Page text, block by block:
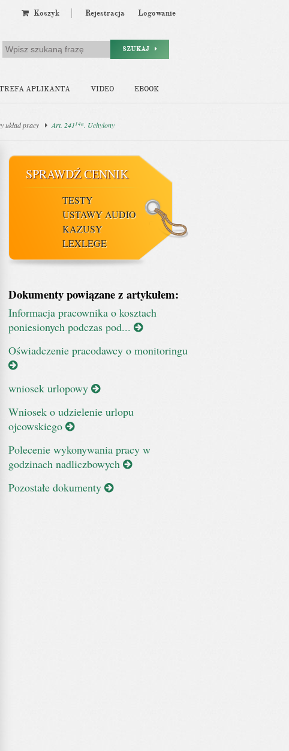
Koszyk Rejestracja Logowanie
SZUKAJ
APLIKANTA VIDEO EBOOK
układ pracy Art. 24114a. Uchylony
SPRAWDŹ CENNIK
TESTY
USTAWY AUDIO
KAZUSY
LEXLEGE
Dokumenty powiązane z artykułem:
Informacja pracownika o kosztach
poniesionych podczas pod...
Oświadczenie pracodawcy o monitoringu
wniosek urlopowy
Wniosek o udzielenie urlopu
ojcowskiego
Polecenie wykonywania pracy w
godzinach nadliczbowych
Pozostałe dokumenty